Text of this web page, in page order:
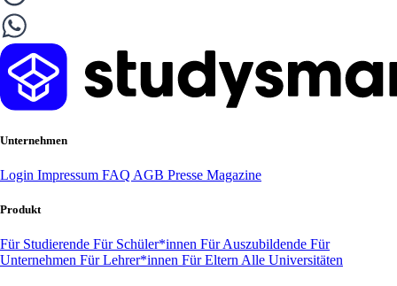
Unternehmen
Login Impressum FAQ AGB Presse Magazine
Produkt
Für Studierende Für Schüler*innen Für Auszubildende Für
Unternehmen Für Lehrer*innen Für Eltern Alle Universitäten